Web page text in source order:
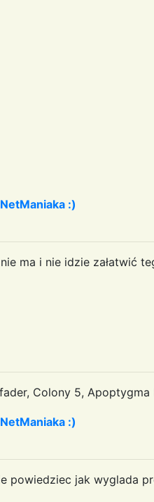
:)
ma i nie idzie załatwić
Colony 5, Apoptygma
:)
powiedziec jak wyglada